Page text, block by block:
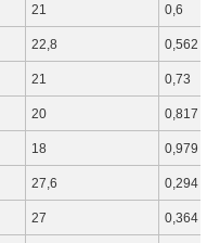
21 0,6
22,8 0,562
21 0,73
20 0,817
18 0,979
27,6 0,294
27 0,364